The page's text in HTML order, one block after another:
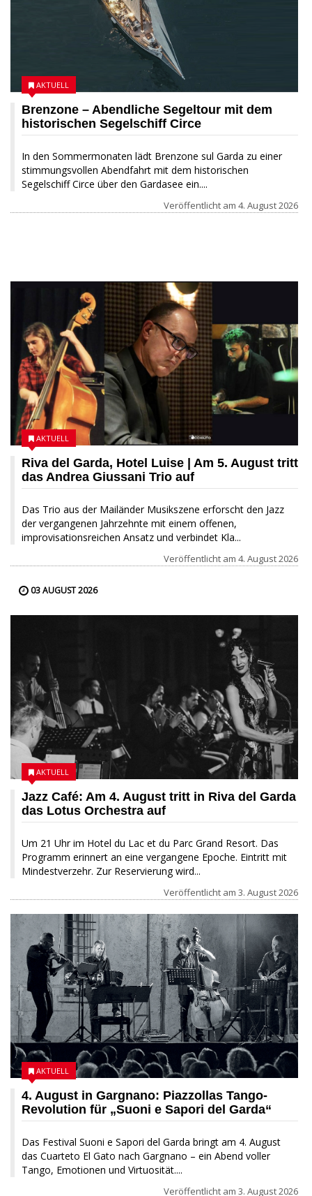
Brenzone – Abendliche Segeltour mit dem
historischen Segelschiff Circe
In den Sommermonaten lädt Brenzone sul Garda zu einer
stimmungsvollen Abendfahrt mit dem historischen
Segelschiff Circe über den Gardasee ein....
AKTUELL
Veröffentlicht am 4. August 2026
Riva del Garda, Hotel Luise | Am 5. August tritt
das Andrea Giussani Trio auf
Das Trio aus der Mailänder Musikszene erforscht den Jazz
der vergangenen Jahrzehnte mit einem offenen,
improvisationsreichen Ansatz und verbindet Kla...
AKTUELL
Veröffentlicht am 4. August 2026
03 AUGUST 2026
Jazz Café: Am 4. August tritt in Riva del Garda
das Lotus Orchestra auf
Um 21 Uhr im Hotel du Lac et du Parc Grand Resort. Das
Programm erinnert an eine vergangene Epoche. Eintritt mit
Mindestverzehr. Zur Reservierung wird...
AKTUELL
Veröffentlicht am 3. August 2026
4. August in Gargnano: Piazzollas Tango-
Revolution für „Suoni e Sapori del Garda“
Das Festival Suoni e Sapori del Garda bringt am 4. August
das Cuarteto El Gato nach Gargnano – ein Abend voller
Tango, Emotionen und Virtuosität....
AKTUELL
Veröffentlicht am 3. August 2026